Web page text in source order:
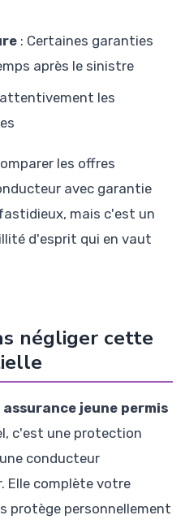
: Certaines garanties
après le sinistre
attentivement les
les offres
avec garantie
mais c'est un
d'esprit qui en vaut
négliger cette
jeune permis
c'est une protection
conducteur
Elle complète votre
protège personnellement